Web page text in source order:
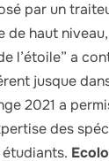
par un
de haut
l’étoile” a
jusque
2021 a
des